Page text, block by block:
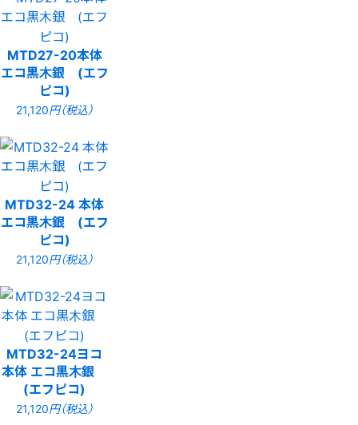
MTD27-20本体
エコ黒木銀 (エフ
ピコ)
21,120円（税込）
MTD32-24 本体
エコ黒木銀 (エフ
ピコ)
21,120円（税込）
MTD32-24ヨコ
本体 エコ黒木銀
(エフピコ)
21,120円（税込）